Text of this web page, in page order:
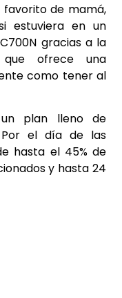
de mamá,
estuviera en un
gracias a la
que ofrece una
como tener al
plan lleno de
Por el día de las
hasta el 45% de
y hasta 24